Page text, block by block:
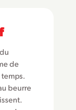
de
beurre